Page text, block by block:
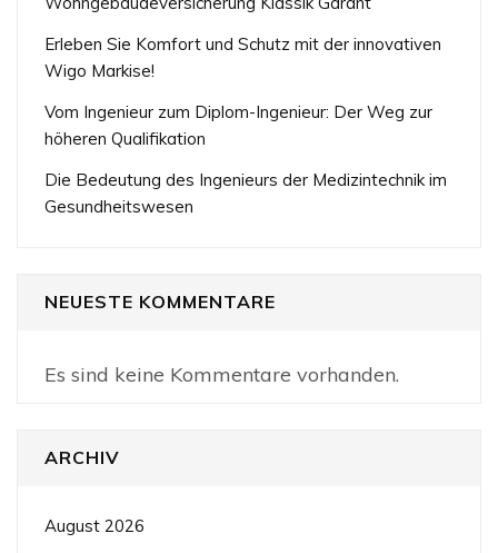
Erleben Sie Komfort und Schutz mit der innovativen
Wigo Markise!
Vom Ingenieur zum Diplom-Ingenieur: Der Weg zur
höheren Qualifikation
Die Bedeutung des Ingenieurs der Medizintechnik im
Gesundheitswesen
NEUESTE KOMMENTARE
Es sind keine Kommentare vorhanden.
ARCHIV
August 2026